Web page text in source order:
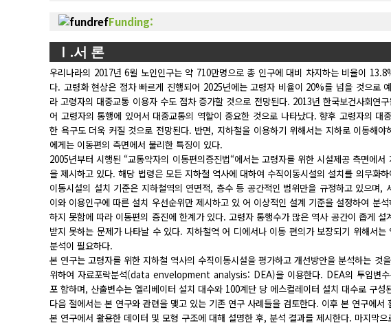
Funding:
Ⅰ.서 론
우리나라의 2017년 6월 노인인구는 약 710만명으로 총 인구에 대비 차지하는 비율이
다. 고령화 현상은 점차 빠르게 진행되어 2025년에는 고령자 비율이 20%를 넘을 것으로
라 고령자의 대중교통 이용자 수도 점차 증가할 것으로 전망된다. 2013년 한국보건사회연
어 고령자의 통행에 있어서 대중교통의 역할이 중요한 것으로 나타났다. 향후 고령자의
한 욕구도 더욱 커질 것으로 전망된다. 반면, 지하철을 이용하기 위해서는 지하로 이동해
에게는 이동편의 측면에서 불리한 특징이 있다.
2005년부터 시행된 “교통약자의 이동편의증진법“에서는 고령자를 위한 시설제공 측면에
을 제시하고 있다. 해당 법령은 모든 지하철 역사에 대하여 수직이동시설의 설치를 의무화
이동시설의 설치 기준은 지하철역의 연면적, 층수 등 공간적인 범위만을 규정하고 있으며
이와 이용인구에 따른 설치 우선순위만 제시하고 있 어 이상적인 설계 기준을 설정하여 분
하지 못함에 따라 이동편의 증진에 한계가 있다. 고령자 통행수가 많은 역사 공간이 좁게
받지 못하는 문제가 나타날 수 있다. 지하철역 어 디에서나 이동 편의가 보장되기 위해서
분석이 필요하다.
본 연구는 고령자를 위한 지하철 역사의 수직이동시설을 평가하고 개선방안을 분석하는
위하여 자료포락분석(data envelopment analysis: DEA)을 이용한다. DEA의 투입변수
포 함하며, 산출변수는 엘리베이터 설치 대수와 100계단 당 에스컬레이터 설치 대수로 구성
다음 절에서는 본 연구와 관련을 맺고 있는 기존 연구 사례들을 검토한다. 이후 본 연구에
본 연구에서 활용한 데이터 및 모형 구조에 대해 설명한 후, 분석 결과를 제시한다. 마지막